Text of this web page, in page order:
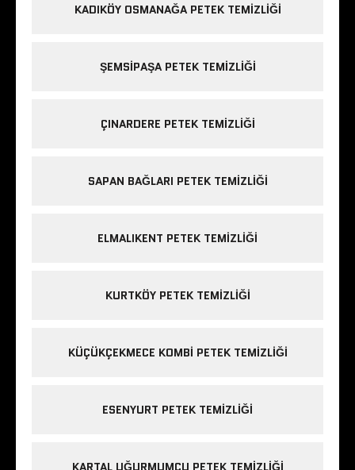
KADIKÖY OSMANAĞA PETEK TEMIZLIĞI
ŞEMSIPAŞA PETEK TEMIZLIĞI
ÇINARDERE PETEK TEMIZLIĞI
SAPAN BAĞLARI PETEK TEMIZLIĞI
ELMALIKENT PETEK TEMIZLIĞI
KURTKÖY PETEK TEMIZLIĞI
KÜÇÜKÇEKMECE KOMBI PETEK TEMIZLIĞI
ESENYURT PETEK TEMIZLIĞI
KARTAL UĞURMUMCU PETEK TEMIZLIĞI